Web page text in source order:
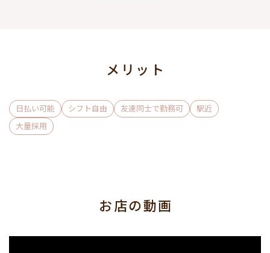
メリット
日払い可能 シフト自由 友達同士で勤務可
駅近
大量採用
お店の動画